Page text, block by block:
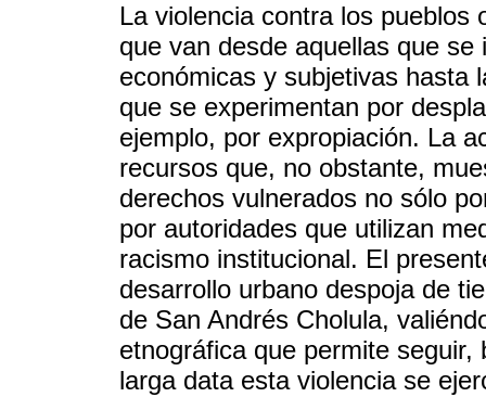
La violencia contra los pueblos
que van desde aquellas que
económicas y subjetivas hasta
que se experimentan por
ejemplo, por expropiación. La
recursos que, no obstante,
derechos vulnerados no sólo
por autoridades que utilizan
racismo institucional. El
desarrollo urbano despoja de
de San Andrés Cholula,
etnográfica que permite
larga data esta violencia se